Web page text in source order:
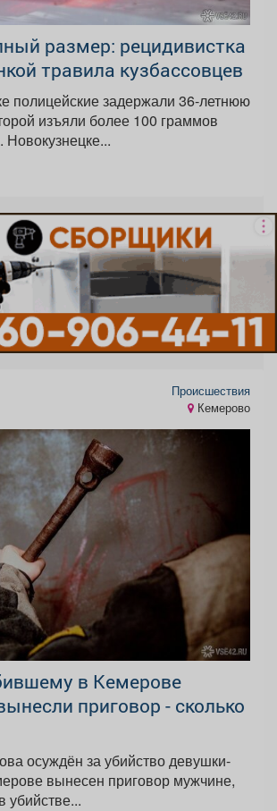
размер: рецидивистка
травила кузбассовцев
полицейские задержали 36-летнюю
изъяли более 100 граммов
карфентанила. Новокузнецке...
Происшествия
Кемерово
в Кемерове
приговор - сколько
осуждён за убийство девушки-
убийстве...